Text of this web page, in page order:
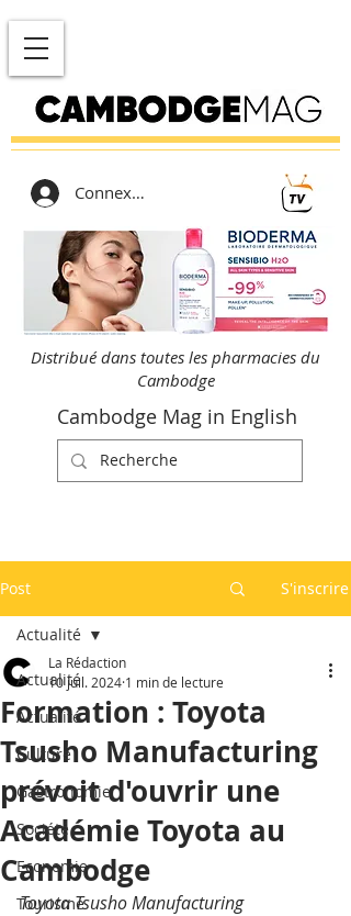
Connexion
Distribué dans toutes les pharmacies du
Cambodge
Cambodge Mag in English
Post S'inscrire
Actualité
Actualité
Culture
Gastronomie
Société
Economie
Tourisme
Actualité
Formation : Toyota
Tsusho Manufacturing
prévoit d'ouvrir une
Académie Toyota au
Cambodge
La Rédaction
10 juil. 2024 1 min de lecture
Toyota Tsusho Manufacturing